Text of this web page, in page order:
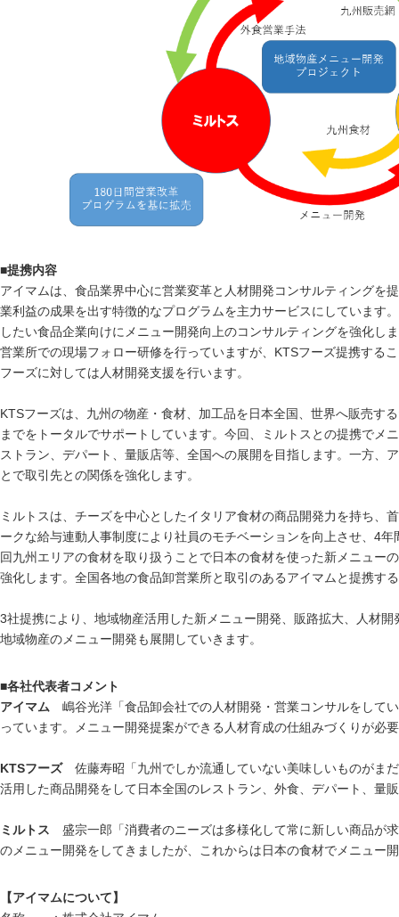
■提携内容
アイマムは、食品業界中心に営業変革と人材開発コンサルティングを
業利益の成果を出す特徴的なプログラムを主力サービスにしています
したい食品企業向けにメニュー開発向上のコンサルティングを強化し
営業所での現場フォロー研修を行っていますが、KTSフーズ提携する
フーズに対しては人材開発支援を行います。
KTSフーズは、九州の物産・食材、加工品を日本全国、世界へ販売す
までをトータルでサポートしています。今回、ミルトスとの提携でメ
ストラン、デパート、量販店等、全国への展開を目指します。一方、
とで取引先との関係を強化します。
ミルトスは、チーズを中心としたイタリア食材の商品開発力を持ち、
ークな給与連動人事制度により社員のモチベーションを向上させ、4
回九州エリアの食材を取り扱うことで日本の食材を使った新メニュー
強化します。全国各地の食品卸営業所と取引のあるアイマムと提携す
3社提携により、地域物産活用した新メニュー開発、販路拡大、人材
地域物産のメニュー開発も展開していきます。
■各社代表者コメント
アイマム 嶋谷光洋「食品卸会社での人材開発・営業コンサルをして
っています。メニュー開発提案ができる人材育成の仕組みづくりが必
KTSフーズ佐藤寿昭「九州でしか流通していない美味しいものがま
活用した商品開発をして日本全国のレストラン、外食、デパート、量
ミルトス 盛宗一郎「消費者のニーズは多様化して常に新しい商品が
のメニュー開発をしてきましたが、これからは日本の食材でメニュー
【アイマムについて】